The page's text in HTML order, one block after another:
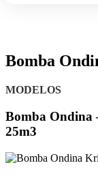
Bomba
MODELOS
Bomba Ondina
25m3